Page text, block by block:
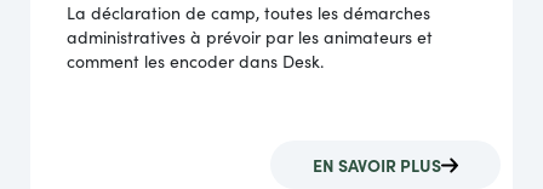
La déclaration de camp, toutes les démarches
administratives à prévoir par les animateurs et
comment les encoder dans Desk.
EN SAVOIR PLUS